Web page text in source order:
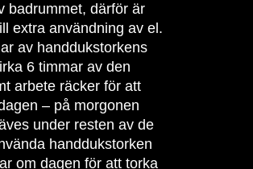
badrummet, därför är
extra användning av el.
av handdukstorkens
6 timmar av den
arbete räcker för att
– på morgonen
under resten av de
handdukstorken
om dagen för att torka